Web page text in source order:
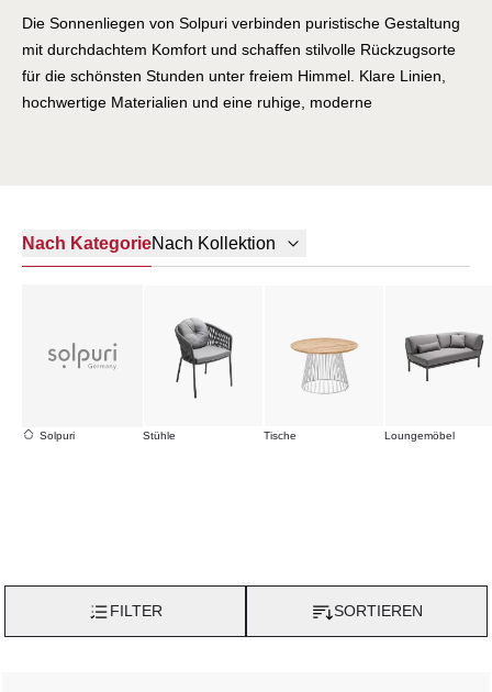
Die Sonnenliegen von Solpuri verbinden puristische Gestaltung
mit durchdachtem Komfort und schaffen stilvolle Rückzugsorte
für die schönsten Stunden unter freiem Himmel. Klare Linien,
hochwertige Materialien und eine ruhige, moderne
Nach KategorieNach Kollektion
Solpuri Stühle Tische Loungemöbel
FILTER SORTIEREN